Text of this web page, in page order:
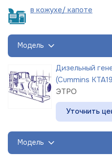
в кожухе/ капоте
Модель
Дизельный
(Cummins
ЭТРО
Уточнить
Модель